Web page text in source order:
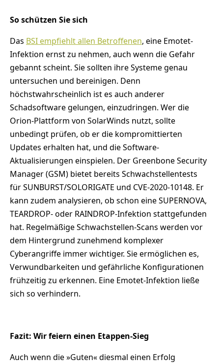
So schützen Sie sich
Das BSI empfiehlt allen Betroffenen, eine Emotet-
Infektion ernst zu nehmen, auch wenn die Gefahr
gebannt scheint. Sie sollten ihre Systeme genau
untersuchen und bereinigen. Denn
höchstwahrscheinlich ist es auch anderer
Schadsoftware gelungen, einzudringen. Wer die
Orion-Plattform von SolarWinds nutzt, sollte
unbedingt prüfen, ob er die kompromittierten
Updates erhalten hat, und die Software-
Aktualisierungen einspielen. Der Greenbone Security
Manager (GSM) bietet bereits Schwachstellentests
für SUNBURST/SOLORIGATE und CVE-2020-10148. Er
kann zudem analysieren, ob schon eine SUPERNOVA,
TEARDROP- oder RAINDROP-Infektion stattgefunden
hat. Regelmäßige Schwachstellen-Scans werden vor
dem Hintergrund zunehmend komplexer
Cyberangriffe immer wichtiger. Sie ermöglichen es,
Verwundbarkeiten und gefährliche Konfigurationen
frühzeitig zu erkennen. Eine Emotet-Infektion ließe
sich so verhindern.
Fazit: Wir feiern einen Etappen-Sieg
Auch wenn die »Guten« diesmal einen Erfolg